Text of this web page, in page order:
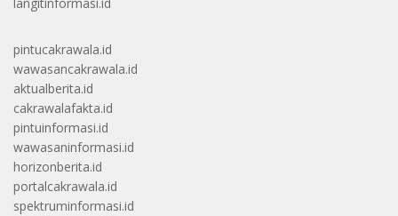
pintucakrawala.id
wawasancakrawala.id
aktualberita.id
cakrawalafakta.id
pintuinformasi.id
wawasaninformasi.id
horizonberita.id
portalcakrawala.id
spektruminformasi.id